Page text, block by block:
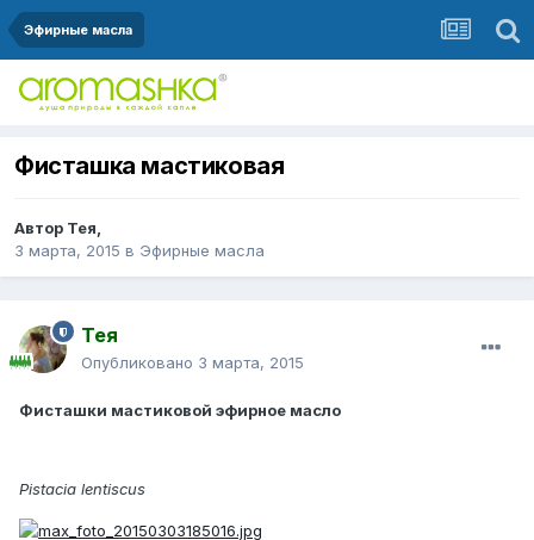
Эфирные масла
Фисташка мастиковая
Автор Тея,
3 марта, 2015 в Эфирные масла
Тея
Опубликовано 3 марта, 2015
Фисташки мастиковой эфирное масло
Pistacia lentiscus